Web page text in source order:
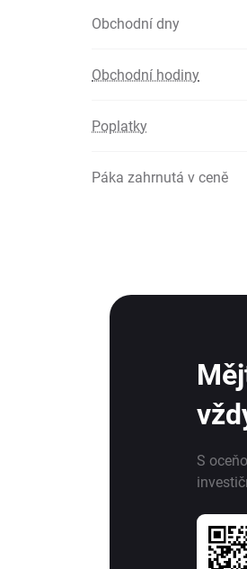
Obchodní dny
Obchodní hodiny
Poplatky
Páka zahrnutá v ceně
S